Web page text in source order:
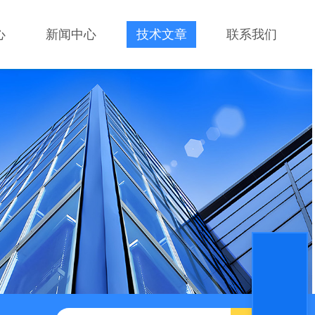
新闻中心 技术文章 联系我们